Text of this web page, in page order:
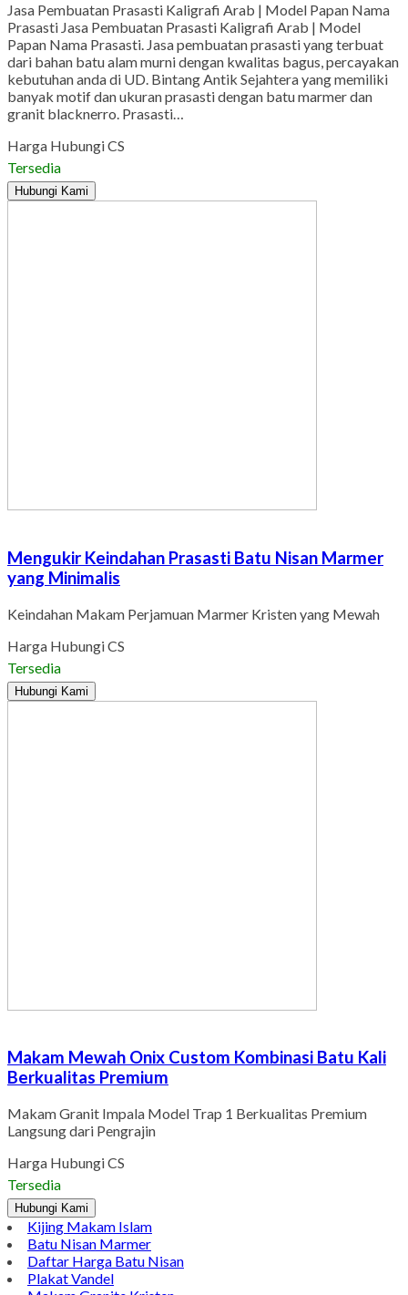
Jasa Pembuatan Prasasti Kaligrafi Arab | Model Papan Nama
Prasasti Jasa Pembuatan Prasasti Kaligrafi Arab | Model
Papan Nama Prasasti. Jasa pembuatan prasasti yang terbuat
dari bahan batu alam murni dengan kwalitas bagus, percayakan
kebutuhan anda di UD. Bintang Antik Sejahtera yang memiliki
banyak motif dan ukuran prasasti dengan batu marmer dan
granit blacknerro. Prasasti…
Harga Hubungi CS
Tersedia
Hubungi Kami
Mengukir Keindahan Prasasti Batu Nisan Marmer
yang Minimalis
Keindahan Makam Perjamuan Marmer Kristen yang Mewah
Harga Hubungi CS
Tersedia
Hubungi Kami
Makam Mewah Onix Custom Kombinasi Batu Kali
Berkualitas Premium
Makam Granit Impala Model Trap 1 Berkualitas Premium
Langsung dari Pengrajin
Harga Hubungi CS
Tersedia
Hubungi Kami
Kijing Makam Islam
Batu Nisan Marmer
Daftar Harga Batu Nisan
Plakat Vandel